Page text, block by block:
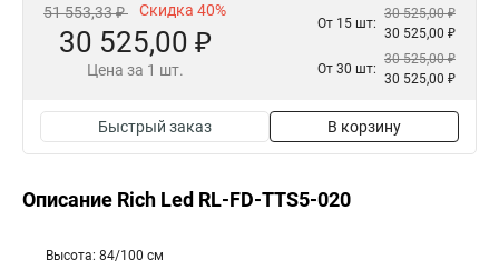
51 553,33 ₽ Скидка 40%
30 525,00 ₽
Цена за 1 шт.
От 15 шт:
30 525,00 ₽
30 525,00 ₽
От 30 шт:
30 525,00 ₽
30 525,00 ₽
Быстрый заказ В корзину
Описание Rich Led RL-FD-TTS5-020
Высота: 84/100 см